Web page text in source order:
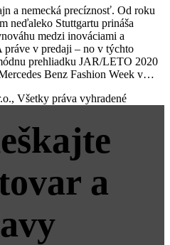
a nemecká precíznosť. Od roku
neďaleko Stuttgartu prináša
medzi inováciami a
v predaji – no v týchto
prehliadku JAR/LETO 2020
Benz Fashion Week v…
Všetky práva vyhradené
a